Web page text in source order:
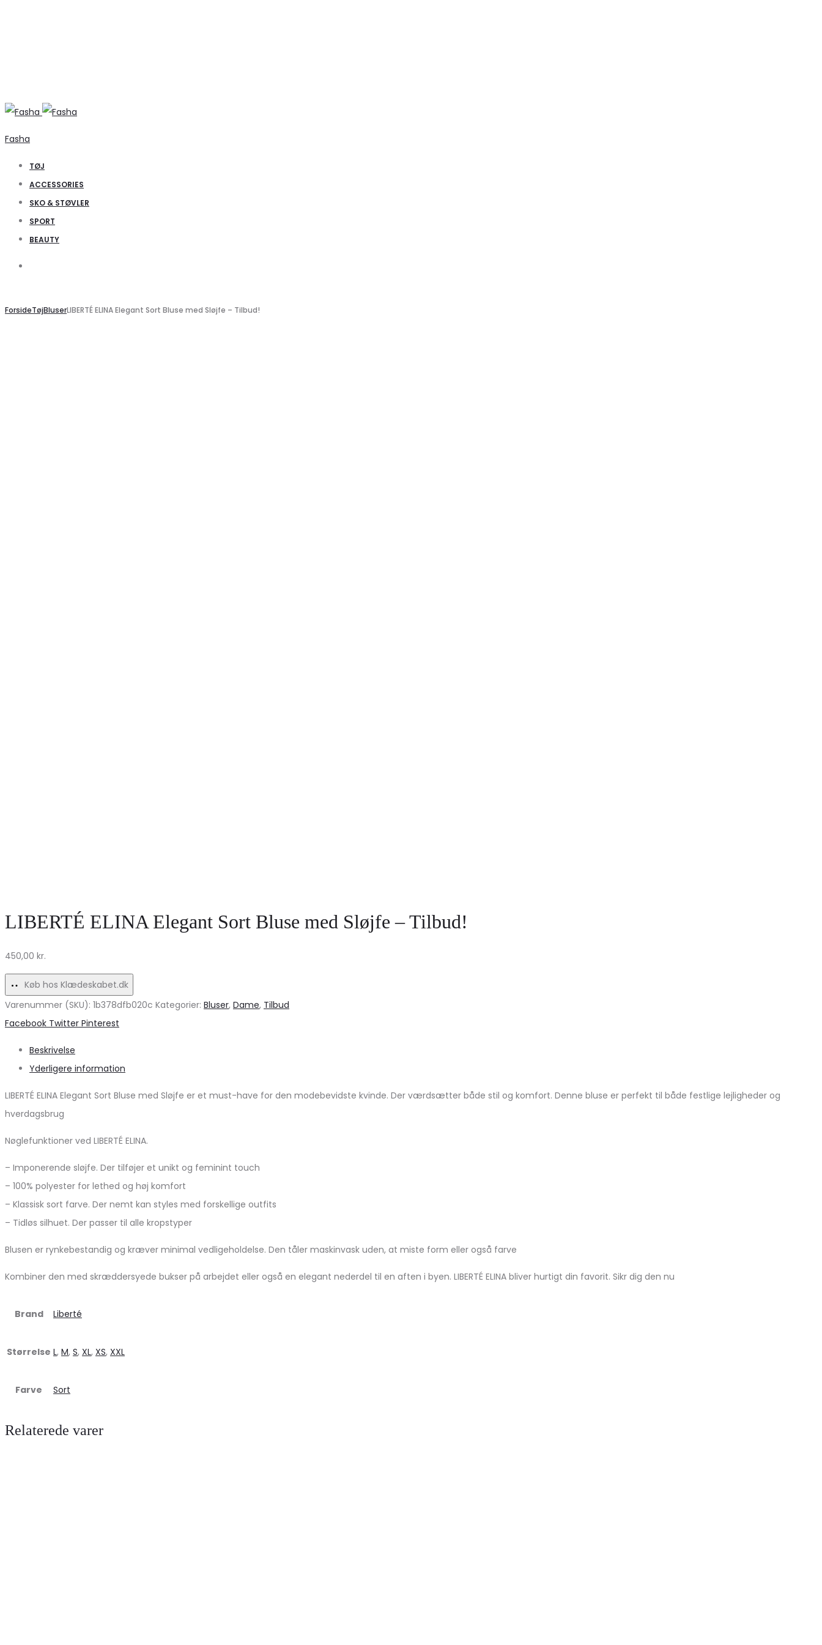
Fasha
TØJ
ACCESSORIES
SKO & STØVLER
SPORT
BEAUTY
ForsideTøjBluserLIBERTÉ ELINA Elegant Sort Bluse med Sløjfe – Tilbud!
LIBERTÉ ELINA Elegant Sort Bluse med Sløjfe – Tilbud!
450,00 kr.
Køb hos Klædeskabet.dk
Varenummer (SKU): 1b378dfb020c Kategorier: Bluser, Dame, Tilbud
Share
Facebook Twitter Pinterest
Beskrivelse
Yderligere information
LIBERTÉ ELINA Elegant Sort Bluse med Sløjfe er et must-have for den modebevidste kvinde. Der værdsætter både stil og komfort. Denne bluse er perfekt til både festlige lejligheder og
hverdagsbrug
Nøglefunktioner ved LIBERTÉ ELINA.
– Imponerende sløjfe. Der tilføjer et unikt og feminint touch
– 100% polyester for lethed og høj komfort
– Klassisk sort farve. Der nemt kan styles med forskellige outfits
– Tidløs silhuet. Der passer til alle kropstyper
Blusen er rynkebestandig og kræver minimal vedligeholdelse. Den tåler maskinvask uden, at miste form eller også farve
Kombiner den med skræddersyede bukser på arbejdet eller også en elegant nederdel til en aften i byen. LIBERTÉ ELINA bliver hurtigt din favorit. Sikr dig den nu
Brand Liberté
Størrelse L, M, S, XL, XS, XXL
Farve Sort
Relaterede varer